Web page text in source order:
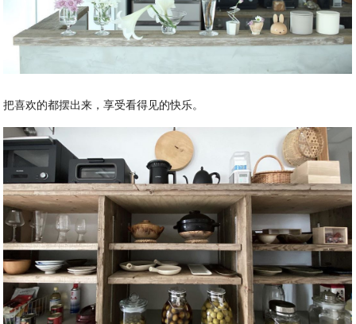
把喜欢的都摆出来，享受看得见的快乐。